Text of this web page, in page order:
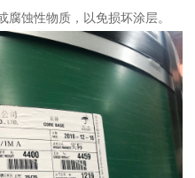
蚀性物质，以免损坏涂层。